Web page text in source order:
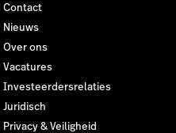
Contact
Nieuws
Over ons
Vacatures
Investeerdersrelaties
Juridisch
Privacy & Veiligheid